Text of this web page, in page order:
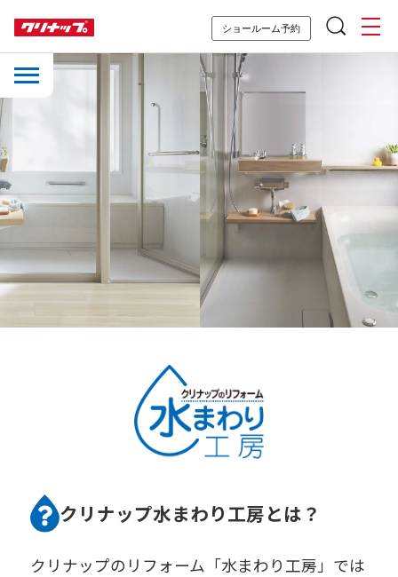
ショールーム予約
クリナップ水まわり工房とは？
クリナップのリフォーム「水まわり工房」では